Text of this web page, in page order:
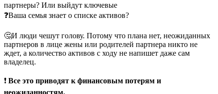
партнеры? Или выйдут ключевые
❓Ваша семья знает о списке активов?
🤔И люди чешут голову. Потому что плана нет, неожиданных
партнеров в лице жены или родителей партнера никто не
ждет, а количество активов с ходу не напишет даже сам
владелец.
❗️ Все это приводят к финансовым потерям и
неожиданностям.